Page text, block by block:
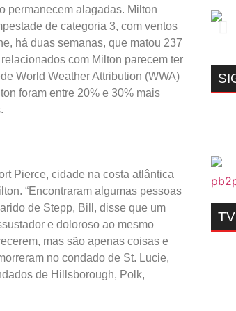
permanecem alagadas. Milton
de categoria 3, com ventos
há duas semanas, que matou 237
com Milton parecem ter
World Weather Attribution (WWA)
foram entre 20% e 30% mais
Pierce, cidade na costa atlântica
“Encontraram algumas pessoas
de Stepp, Bill, disse que um
e doloroso ao mesmo
mas são apenas coisas e
no condado de St. Lucie,
de Hillsborough, Polk,